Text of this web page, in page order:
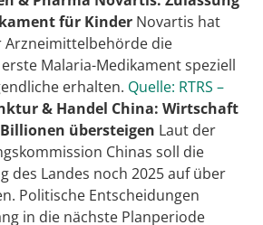
für Kinder Novartis hat
Arzneimittelbehörde die
Malaria-Medikament speziell
erhalten. Quelle: RTRS –
& Handel China: Wirtschaft
Billionen übersteigen Laut der
Chinas soll die
des Landes noch 2025 auf über
Politische Entscheidungen
in die nächste Planperiode